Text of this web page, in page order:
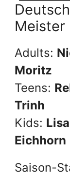
Meister
Adults:
Moritz
Teens:
Trinh
Kids:
Eichhorn
Saison-